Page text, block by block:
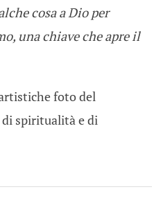
cosa a Dio per
una chiave che apre il
foto del
spiritualità e di